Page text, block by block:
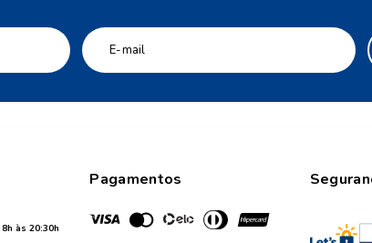
às 20:30h
Pagamentos